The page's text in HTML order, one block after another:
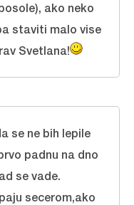
ako neko
staviti malo vise
Svetlana!
se ne bih lepile
padnu na dno
se vade.
secerom,ako